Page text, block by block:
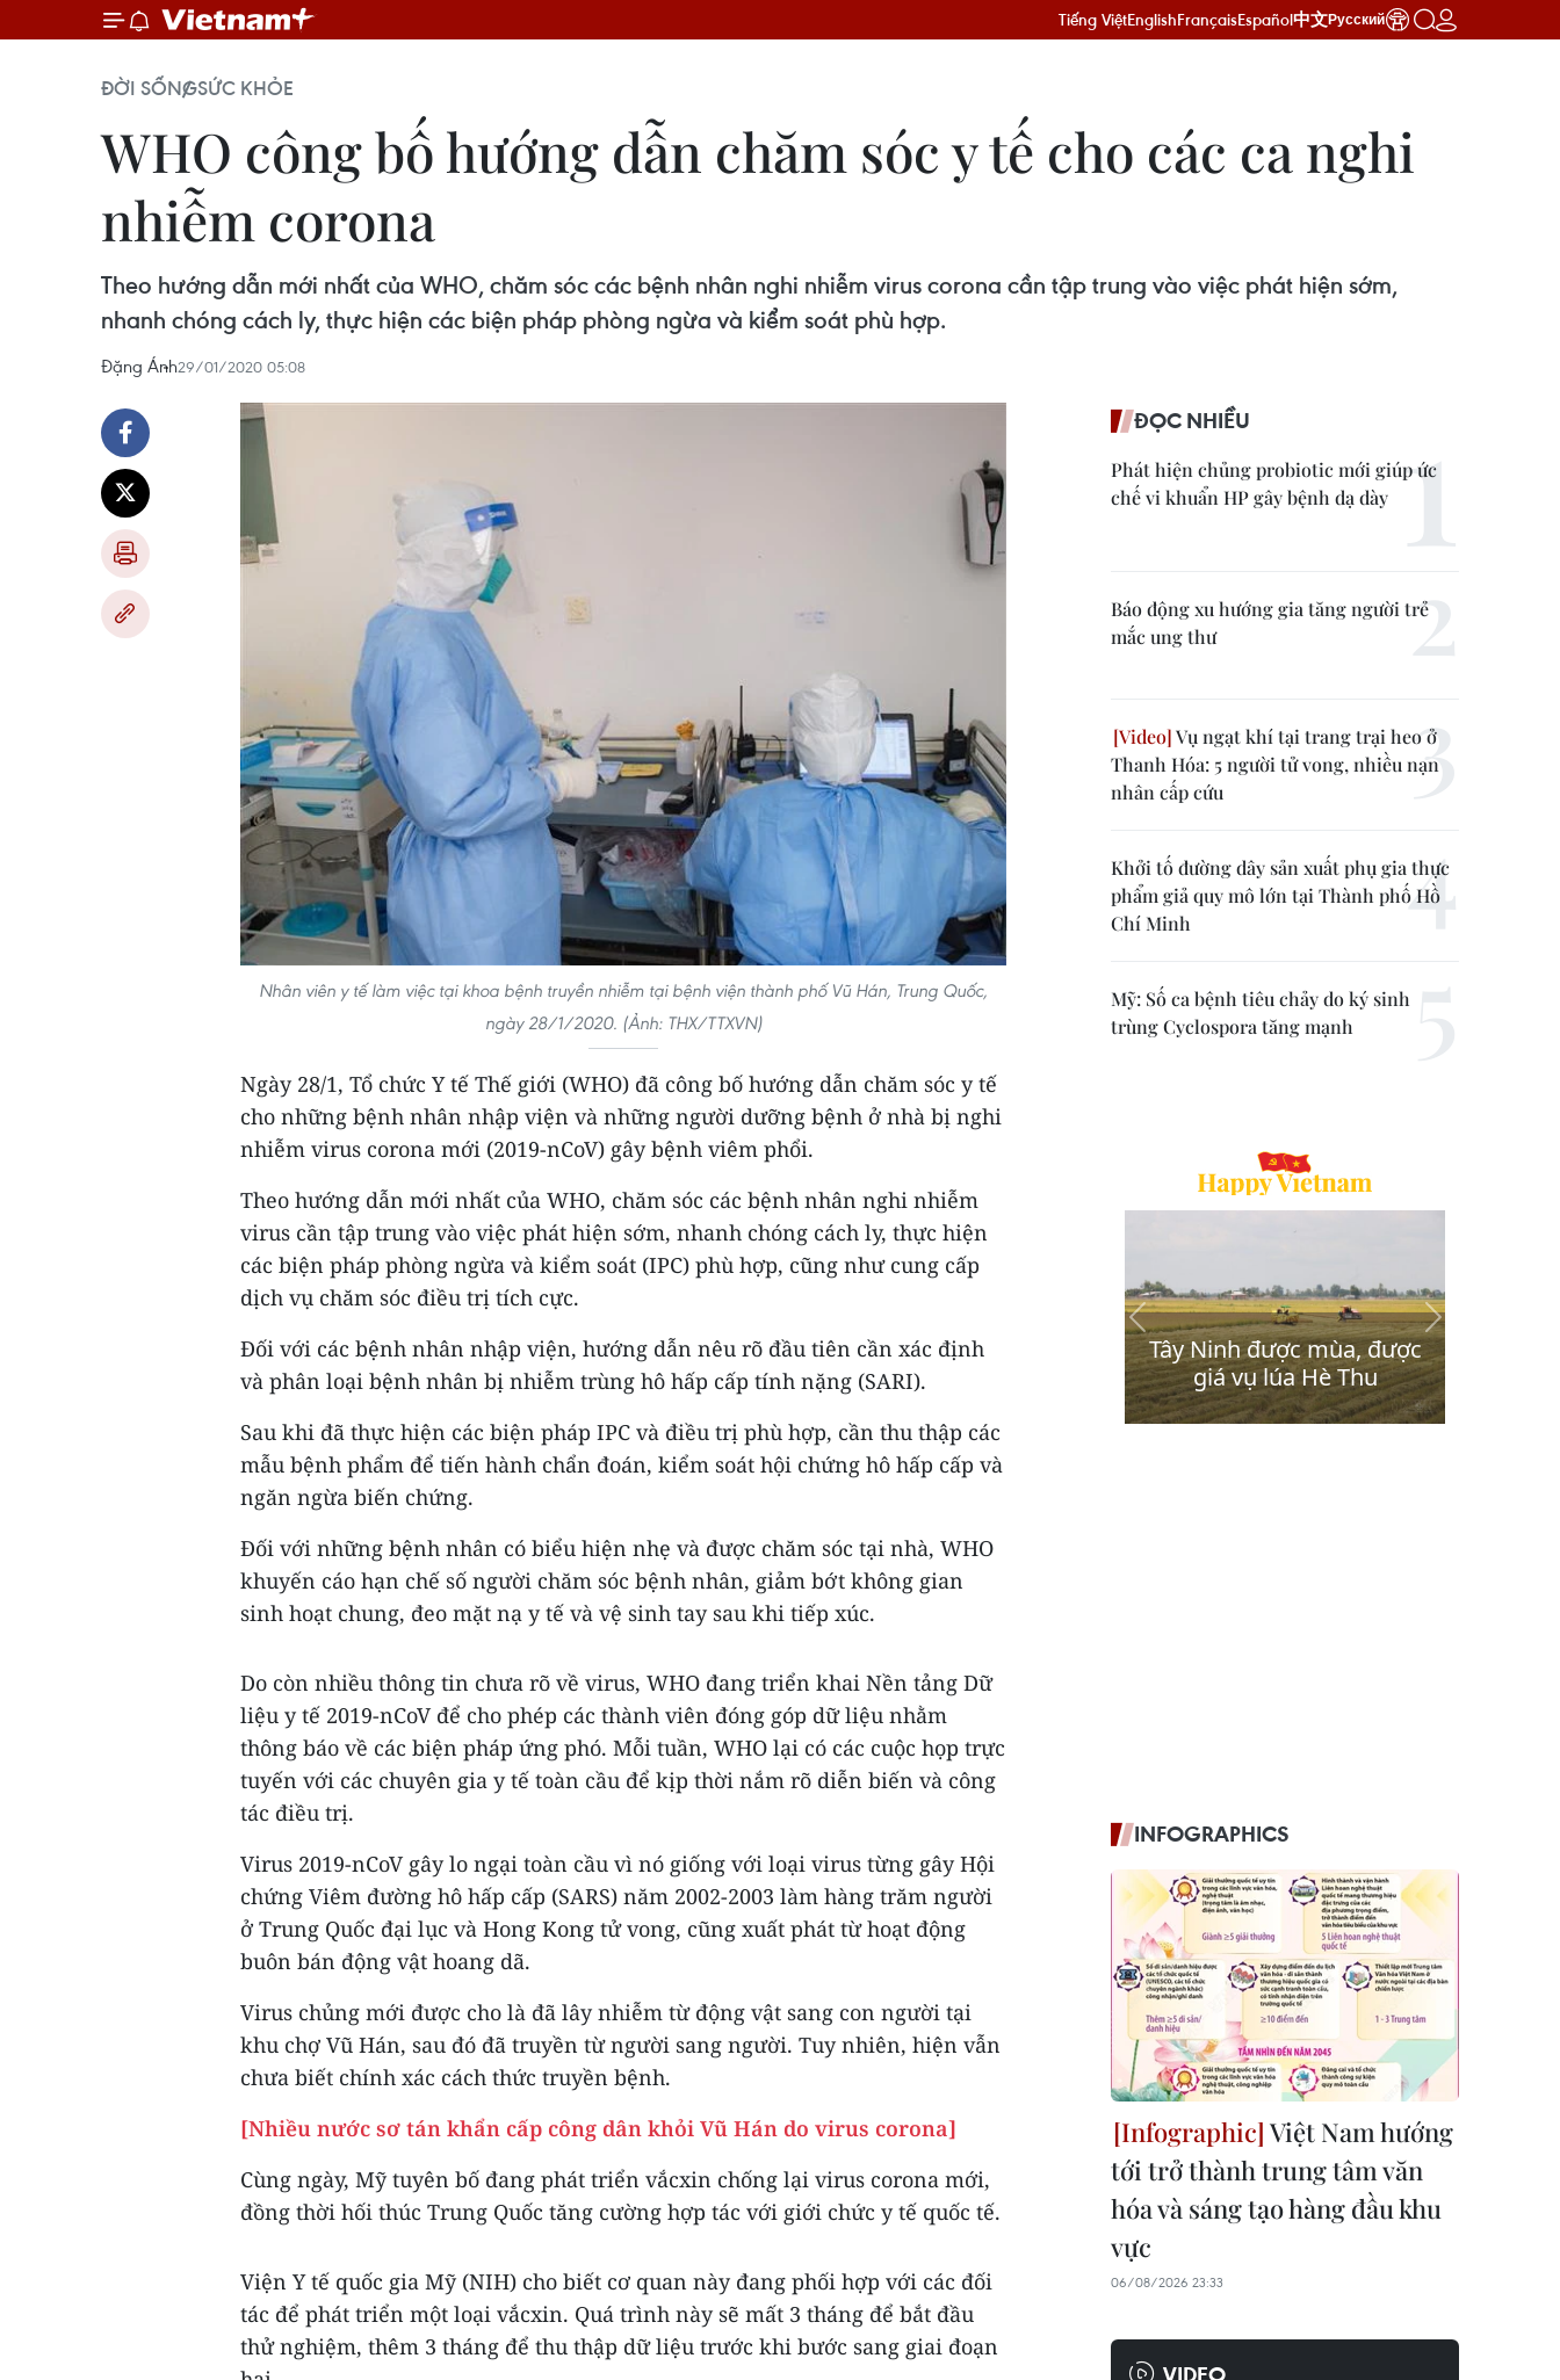
Tiếng ViệtEnglishFrançaisEspañol中文Русский
ĐỜI SỐNGSỨC KHỎE
WHO công bố hướng dẫn chăm sóc y tế cho các ca nghi
nhiễm corona
Theo hướng dẫn mới nhất của WHO, chăm sóc các bệnh nhân nghi nhiễm virus corona cần tập trung vào việc phát hiện sớm,
nhanh chóng cách ly, thực hiện các biện pháp phòng ngừa và kiểm soát phù hợp.
Đặng Ánh29/01/2020 05:08
Nhân viên y tế làm việc tại khoa bệnh truyền nhiễm tại bệnh viện thành phố Vũ Hán, Trung Quốc,
ngày 28/1/2020. (Ảnh: THX/TTXVN)
Ngày 28/1, Tổ chức Y tế Thế giới (WHO) đã công bố hướng dẫn chăm sóc y tế
cho những bệnh nhân nhập viện và những người dưỡng bệnh ở nhà bị nghi
nhiễm virus corona mới (2019-nCoV) gây bệnh viêm phổi.
Theo hướng dẫn mới nhất của WHO, chăm sóc các bệnh nhân nghi nhiễm
virus cần tập trung vào việc phát hiện sớm, nhanh chóng cách ly, thực hiện
các biện pháp phòng ngừa và kiểm soát (IPC) phù hợp, cũng như cung cấp
dịch vụ chăm sóc điều trị tích cực.
Đối với các bệnh nhân nhập viện, hướng dẫn nêu rõ đầu tiên cần xác định
và phân loại bệnh nhân bị nhiễm trùng hô hấp cấp tính nặng (SARI).
Sau khi đã thực hiện các biện pháp IPC và điều trị phù hợp, cần thu thập các
mẫu bệnh phẩm để tiến hành chẩn đoán, kiểm soát hội chứng hô hấp cấp và
ngăn ngừa biến chứng.
Đối với những bệnh nhân có biểu hiện nhẹ và được chăm sóc tại nhà, WHO
khuyến cáo hạn chế số người chăm sóc bệnh nhân, giảm bớt không gian
sinh hoạt chung, đeo mặt nạ y tế và vệ sinh tay sau khi tiếp xúc.
Do còn nhiều thông tin chưa rõ về virus, WHO đang triển khai Nền tảng Dữ
liệu y tế 2019-nCoV để cho phép các thành viên đóng góp dữ liệu nhằm
thông báo về các biện pháp ứng phó. Mỗi tuần, WHO lại có các cuộc họp trực
tuyến với các chuyên gia y tế toàn cầu để kịp thời nắm rõ diễn biến và công
tác điều trị.
Virus 2019-nCoV gây lo ngại toàn cầu vì nó giống với loại virus từng gây Hội
chứng Viêm đường hô hấp cấp (SARS) năm 2002-2003 làm hàng trăm người
ở Trung Quốc đại lục và Hong Kong tử vong, cũng xuất phát từ hoạt động
buôn bán động vật hoang dã.
Virus chủng mới được cho là đã lây nhiễm từ động vật sang con người tại
khu chợ Vũ Hán, sau đó đã truyền từ người sang người. Tuy nhiên, hiện vẫn
chưa biết chính xác cách thức truyền bệnh.
[Nhiều nước sơ tán khẩn cấp công dân khỏi Vũ Hán do virus corona]
Cùng ngày, Mỹ tuyên bố đang phát triển vắcxin chống lại virus corona mới,
đồng thời hối thúc Trung Quốc tăng cường hợp tác với giới chức y tế quốc tế.
Viện Y tế quốc gia Mỹ (NIH) cho biết cơ quan này đang phối hợp với các đối
tác để phát triển một loại vắcxin. Quá trình này sẽ mất 3 tháng để bắt đầu
thử nghiệm, thêm 3 tháng để thu thập dữ liệu trước khi bước sang giai đoạn
ĐỌC NHIỀU
Phát hiện chủng probiotic mới giúp ức
chế vi khuẩn HP gây bệnh dạ dày
Báo động xu hướng gia tăng người trẻ
mắc ung thư
Vụ ngạt khí tại trang trại heo ở
Thanh Hóa: 5 người tử vong, nhiều nạn
nhân cấp cứu
Khởi tố đường dây sản xuất phụ gia thực
phẩm giả quy mô lớn tại Thành phố Hồ
Chí Minh
Mỹ: Số ca bệnh tiêu chảy do ký sinh
trùng Cyclospora tăng mạnh
INFOGRAPHICS
Việt Nam hướng
tới trở thành trung tâm văn
hóa và sáng tạo hàng đầu khu
vực
06/08/2026 23:33
VIDEO